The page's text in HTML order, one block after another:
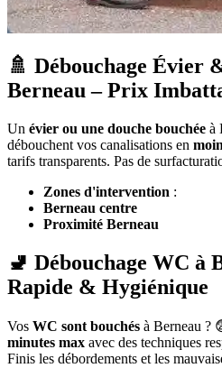
🚿 Débouchage Évier
Berneau – Prix
Un évier ou une douche bouchée à
débouchent vos canalisations en
tarifs transparents. Pas de
Zones d'intervention :
Berneau centre
Proximité Berneau
🚽 Débouchage WC à
Rapide & Hygiénique
Vos WC sont bouchés à Berneau ?
minutes max avec des techniques
Finis les débordements et les